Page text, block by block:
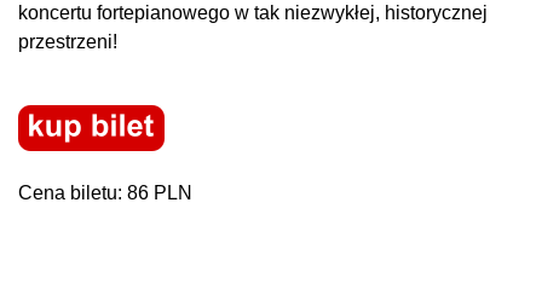
koncertu fortepianowego w tak niezwykłej, historycznej
przestrzeni!
Cena biletu: 86 PLN